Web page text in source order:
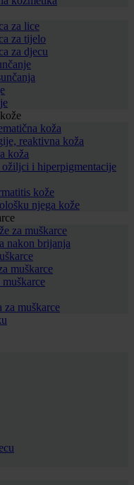
za lice
za tijelo
za djecu
koža
reaktivna koža
koža
i hiperpigmentacije
kože
njega kože
za muškarce
nakon brijanja
muškarce
za muškarce